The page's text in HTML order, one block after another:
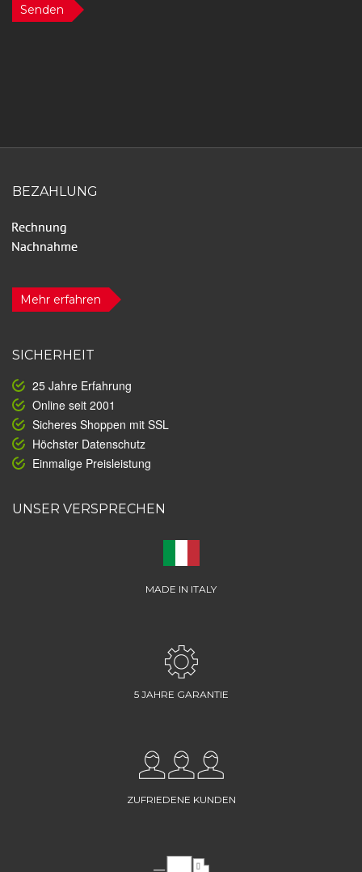
Senden
BEZAHLUNG
Mehr erfahren
SICHERHEIT
25 Jahre Erfahrung
Online seit 2001
Sicheres Shoppen mit SSL
Höchster Datenschutz
Einmalige Preisleistung
UNSER VERSPRECHEN
MADE IN ITALY
5 JAHRE GARANTIE
ZUFRIEDENE KUNDEN